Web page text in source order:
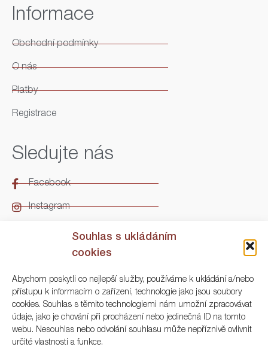
Souhlas s ukládáním
cookies
Abychom poskytli co nejlepší služby, používáme k ukládání a/nebo
přístupu k informacím o zařízení, technologie jako jsou soubory
cookies. Souhlas s těmito technologiemi nám umožní zpracovávat
údaje, jako je chování při procházení nebo jedinečná ID na tomto
webu. Nesouhlas nebo odvolání souhlasu může nepříznivě ovlivnit
určité vlastnosti a funkce.
Informace
Obchodní podmínky
O nás
Platby
Registrace
Sledujte nás
Facebook
Instagram
Kontakt
ARGO Numismatika
Korunní 83, Praha 3
+420 222 561 343